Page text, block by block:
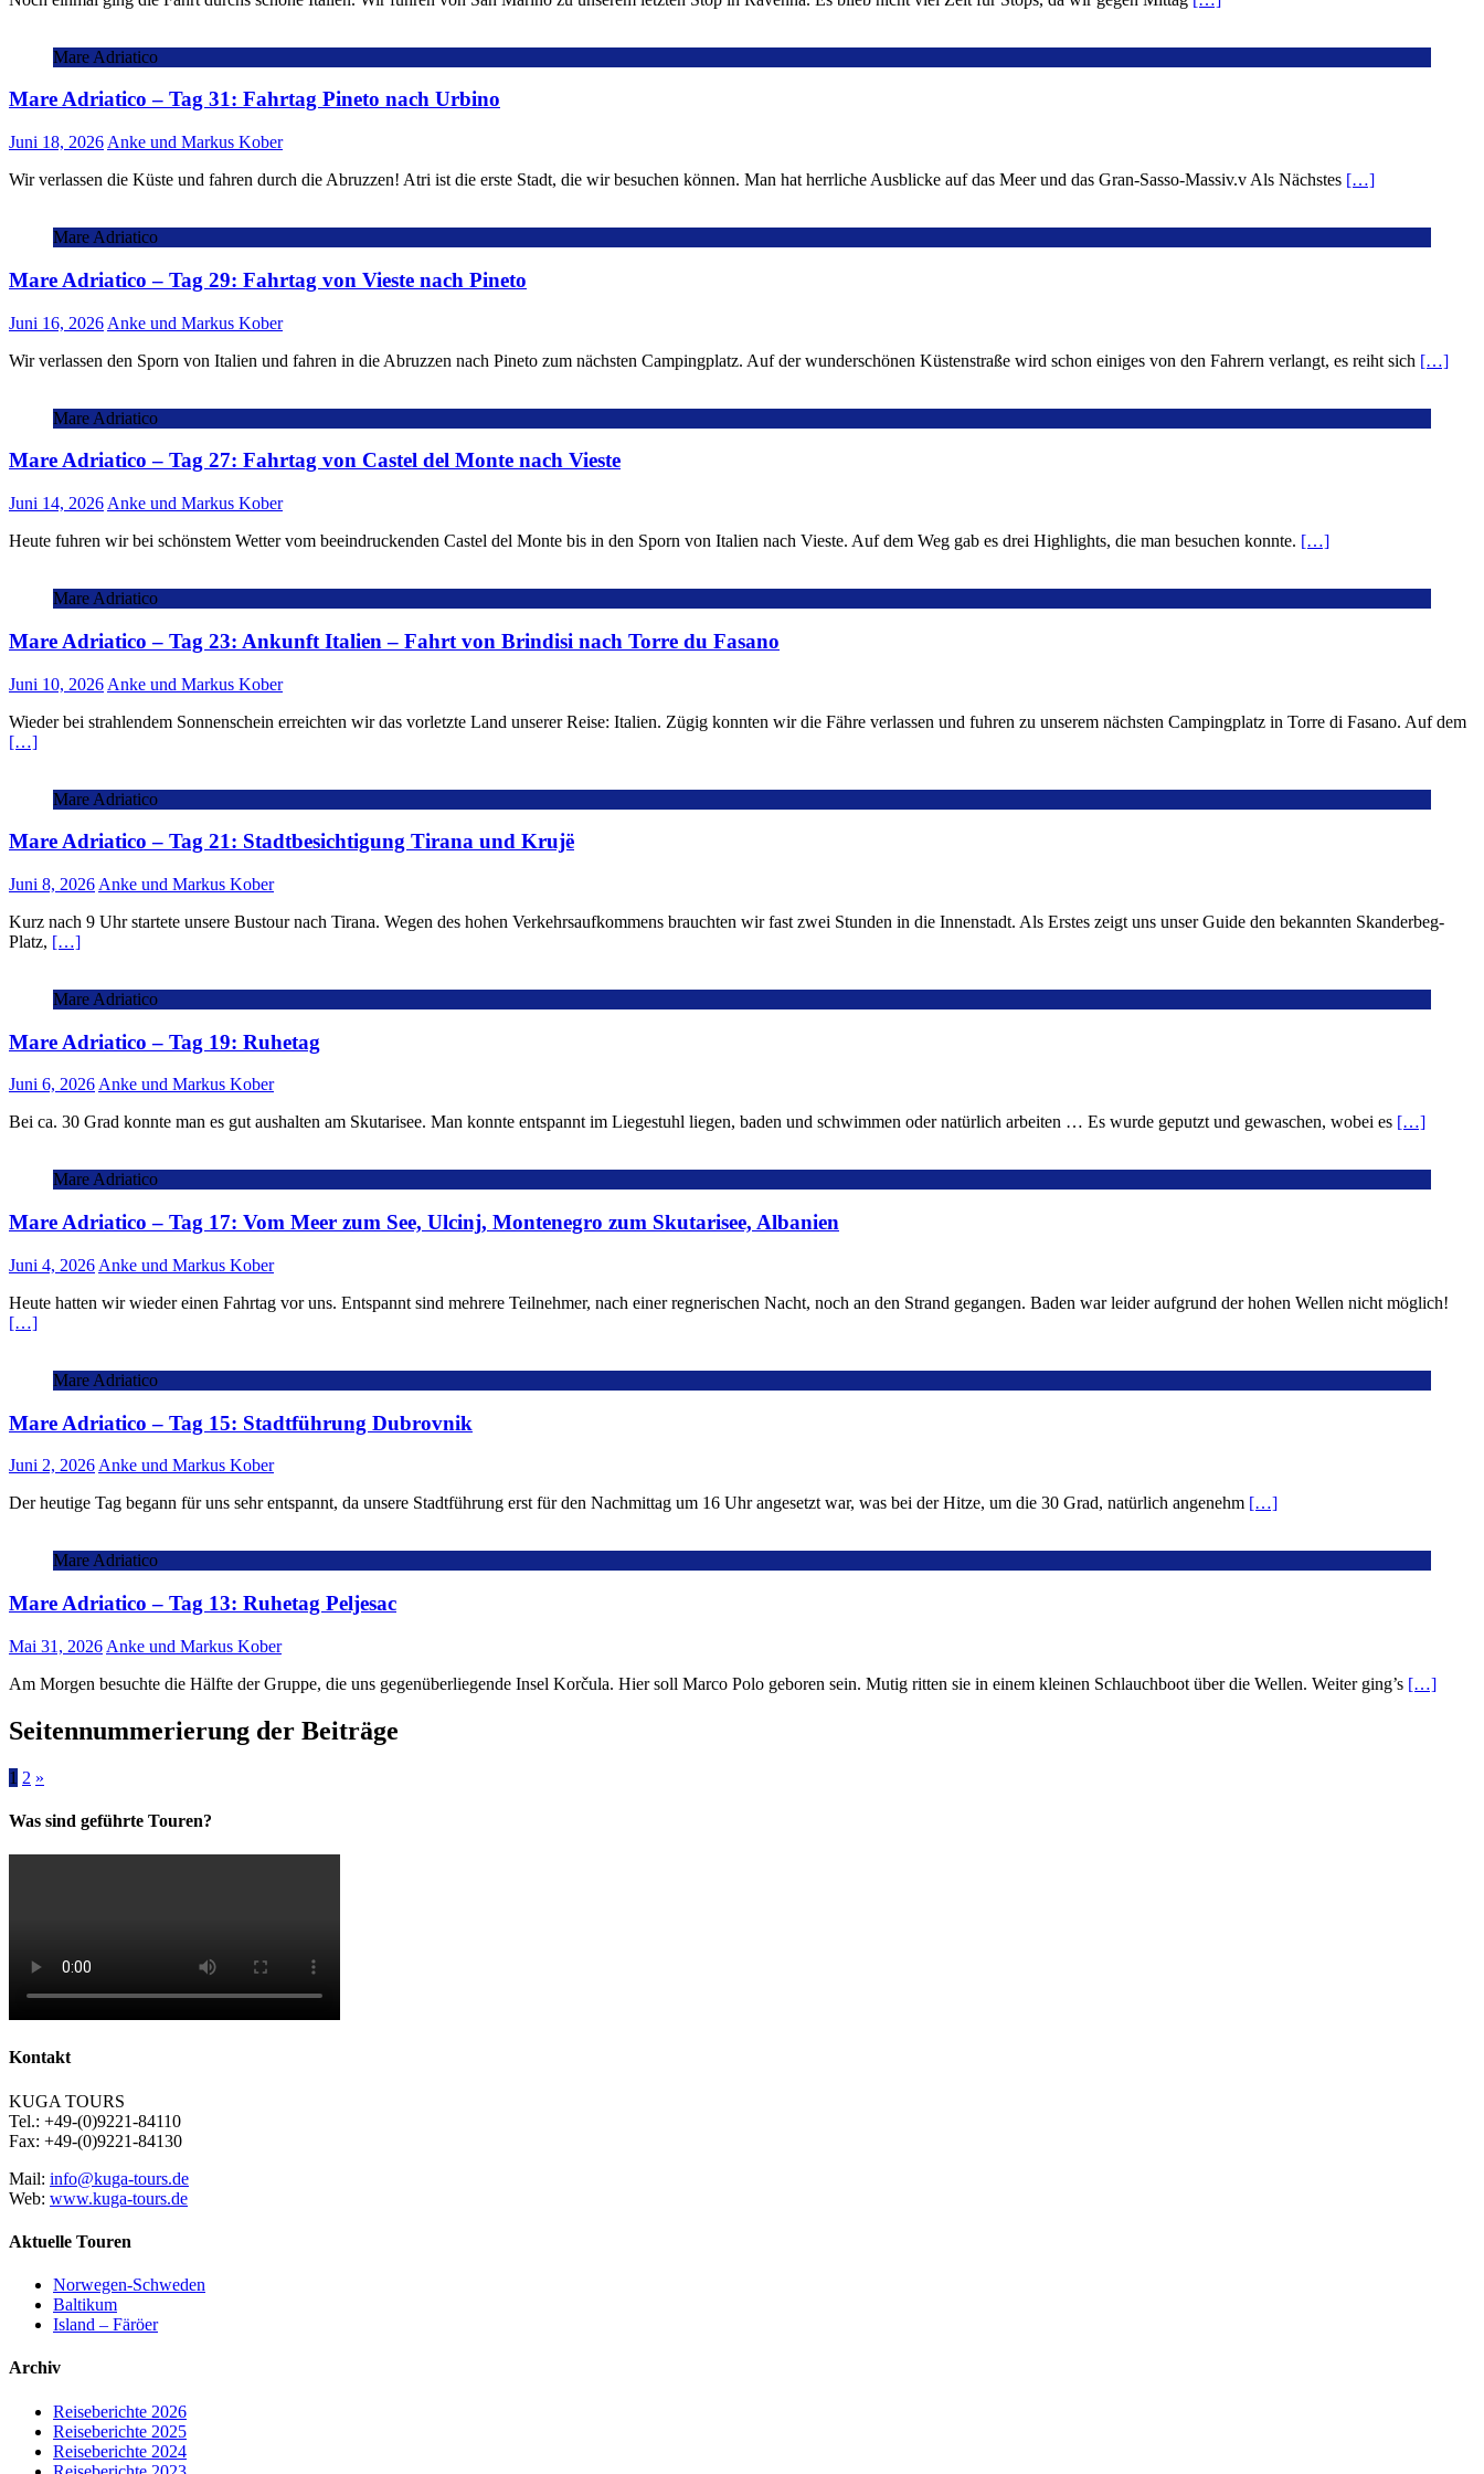
Mare Adriatico
Mare Adriatico – Tag 31: Fahrtag Pineto nach Urbino
Juni 18, 2026 Anke und Markus Kober
Wir verlassen die Küste und fahren durch die Abruzzen! Atri ist die erste Stadt, die wir besuchen können. Man hat herrliche Ausblicke auf das Meer und das Gran-Sasso-Massiv.v Als Nächstes […]
Mare Adriatico
Mare Adriatico – Tag 29: Fahrtag von Vieste nach Pineto
Juni 16, 2026 Anke und Markus Kober
Wir verlassen den Sporn von Italien und fahren in die Abruzzen nach Pineto zum nächsten Campingplatz. Auf der wunderschönen Küstenstraße wird schon einiges von den Fahrern verlangt, es reiht sich […]
Mare Adriatico
Mare Adriatico – Tag 27: Fahrtag von Castel del Monte nach Vieste
Juni 14, 2026 Anke und Markus Kober
Heute fuhren wir bei schönstem Wetter vom beeindruckenden Castel del Monte bis in den Sporn von Italien nach Vieste. Auf dem Weg gab es drei Highlights, die man besuchen konnte. […]
Mare Adriatico
Mare Adriatico – Tag 23: Ankunft Italien – Fahrt von Brindisi nach Torre du Fasano
Juni 10, 2026 Anke und Markus Kober
Wieder bei strahlendem Sonnenschein erreichten wir das vorletzte Land unserer Reise: Italien. Zügig konnten wir die Fähre verlassen und fuhren zu unserem nächsten Campingplatz in Torre di Fasano. Auf dem
[…]
Mare Adriatico
Mare Adriatico – Tag 21: Stadtbesichtigung Tirana und Krujë
Juni 8, 2026 Anke und Markus Kober
Kurz nach 9 Uhr startete unsere Bustour nach Tirana. Wegen des hohen Verkehrsaufkommens brauchten wir fast zwei Stunden in die Innenstadt. Als Erstes zeigt uns unser Guide den bekannten Skanderbeg-
Platz, […]
Mare Adriatico
Mare Adriatico – Tag 19: Ruhetag
Juni 6, 2026 Anke und Markus Kober
Bei ca. 30 Grad konnte man es gut aushalten am Skutarisee. Man konnte entspannt im Liegestuhl liegen, baden und schwimmen oder natürlich arbeiten … Es wurde geputzt und gewaschen, wobei es […]
Mare Adriatico
Mare Adriatico – Tag 17: Vom Meer zum See, Ulcinj, Montenegro zum Skutarisee, Albanien
Juni 4, 2026 Anke und Markus Kober
Heute hatten wir wieder einen Fahrtag vor uns. Entspannt sind mehrere Teilnehmer, nach einer regnerischen Nacht, noch an den Strand gegangen. Baden war leider aufgrund der hohen Wellen nicht möglich!
[…]
Mare Adriatico
Mare Adriatico – Tag 15: Stadtführung Dubrovnik
Juni 2, 2026 Anke und Markus Kober
Der heutige Tag begann für uns sehr entspannt, da unsere Stadtführung erst für den Nachmittag um 16 Uhr angesetzt war, was bei der Hitze, um die 30 Grad, natürlich angenehm […]
Mare Adriatico
Mare Adriatico – Tag 13: Ruhetag Peljesac
Mai 31, 2026 Anke und Markus Kober
Am Morgen besuchte die Hälfte der Gruppe, die uns gegenüberliegende Insel Korčula. Hier soll Marco Polo geboren sein. Mutig ritten sie in einem kleinen Schlauchboot über die Wellen. Weiter ging’s […]
Seitennummerierung der Beiträge
1 2 »
Was sind geführte Touren?
Kontakt
KUGA TOURS
Tel.: +49-(0)9221-84110
Fax: +49-(0)9221-84130
Mail: info@kuga-tours.de
Web: www.kuga-tours.de
Aktuelle Touren
Norwegen-Schweden
Baltikum
Island – Färöer
Archiv
Reiseberichte 2026
Reiseberichte 2025
Reiseberichte 2024